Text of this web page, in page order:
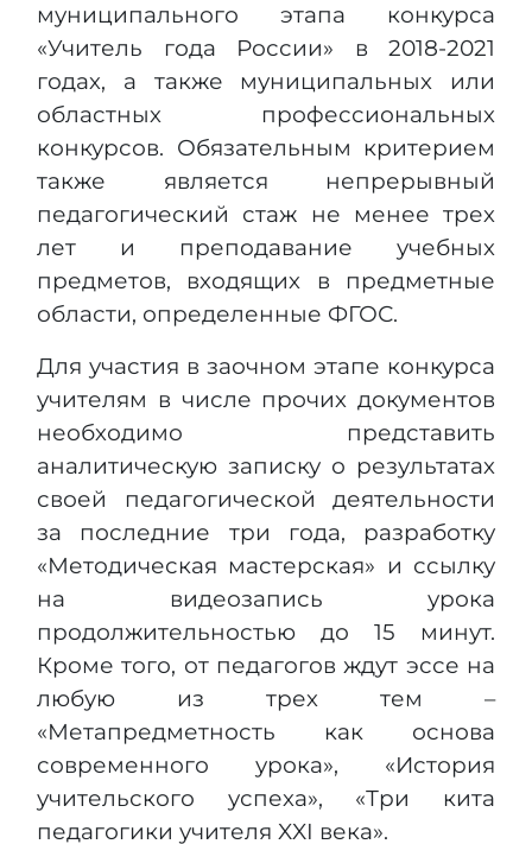
муниципального этапа конкурса
«Учитель года России» в 2018-2021
годах, а также муниципальных или
областных профессиональных
конкурсов. Обязательным критерием
также является непрерывный
педагогический стаж не менее трех
лет и преподавание учебных
предметов, входящих в предметные
области, определенные ФГОС.
Для участия в заочном этапе конкурса
учителям в числе прочих документов
необходимо представить
аналитическую записку о результатах
своей педагогической деятельности
за последние три года, разработку
«Методическая мастерская» и ссылку
на видеозапись урока
продолжительностью до 15 минут.
Кроме того, от педагогов ждут эссе на
любую из трех тем –
«Метапредметность как основа
современного урока», «История
учительского успеха», «Три кита
педагогики учителя XXI века».